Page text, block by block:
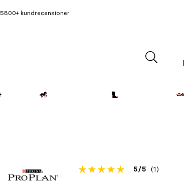
5800+ kundrecensioner
Betyget
5 5 (1)